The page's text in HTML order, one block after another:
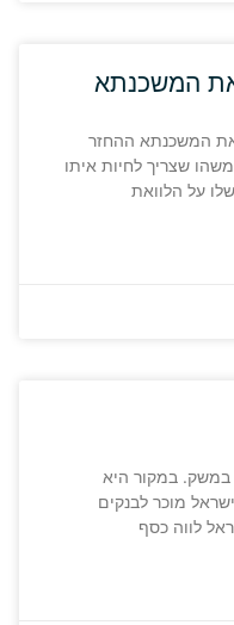
המשכנתא
המשכנתא ההחזר
שצריך לחיות איתו
על הלוואת
במשק. במקור היא
מוכר לבנקים
לווה כסף